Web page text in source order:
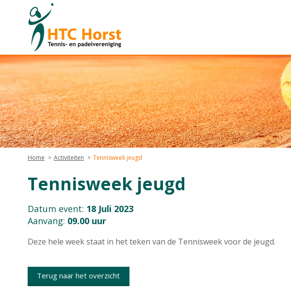
Home Activiteiten Tennisweek jeugd
Tennisweek jeugd
Datum event: 18 Juli 2023
Aanvang: 09.00 uur
Deze hele week staat in het teken van de Tennisweek voor de jeugd.
Terug naar het overzicht